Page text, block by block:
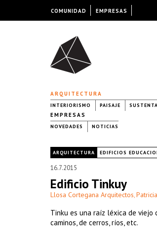
ARQUITECTURA
INTERIORISMO PAISAJE
EMPRESAS
NOVEDADES NOTICIAS
ARQUITECTURA EDIFICIOS
16.7.2015
Edificio Tinkuy
Llosa Cortegana Arquitectos,
Tinku es una raíz léxica de viejo
caminos, de cerros, ríos, etc.
COMUNIDAD EMPRESAS